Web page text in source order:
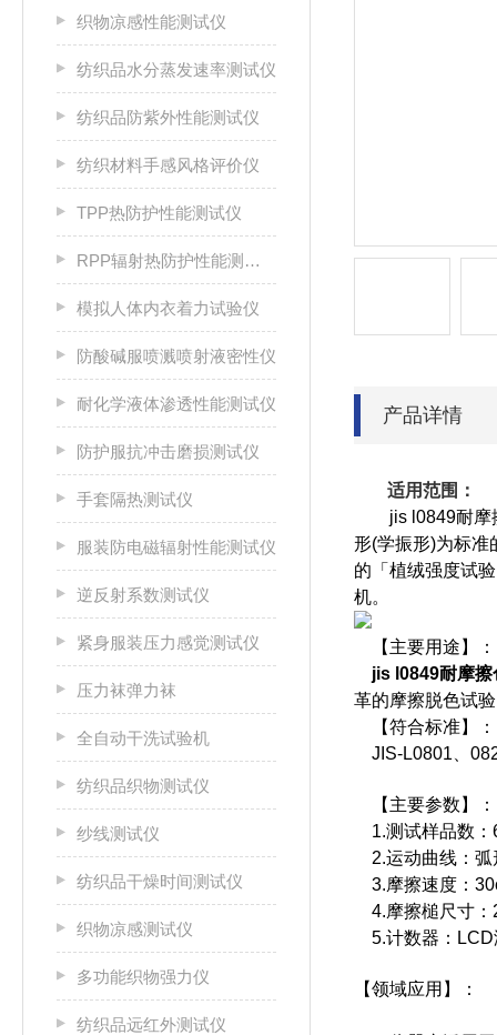
织物凉感性能测试仪
纺织品水分蒸发速率测试仪
纺织品防紫外性能测试仪
纺织材料手感风格评价仪
TPP热防护性能测试仪
RPP辐射热防护性能测试仪
模拟人体内衣着力试验仪
防酸碱服喷溅喷射液密性仪
耐化学液体渗透性能测试仪
防护服抗冲击磨损测试仪
手套隔热测试仪
服装防电磁辐射性能测试仪
逆反射系数测试仪
紧身服装压力感觉测试仪
压力袜弹力袜
全自动干洗试验机
纺织品织物测试仪
纱线测试仪
纺织品干燥时间测试仪
织物凉感测试仪
多功能织物强力仪
纺织品远红外测试仪
产品详情
适用范围：
jis l0849耐摩
形(学振形)为标准
的「植绒强度试
机。
【主要用途】：
jis l0849耐摩
革的摩擦脱色试
【符合标准】：
JIS-L0801、
【主要参数】：
1.测试样品数：
2.运动曲线：弧
3.摩擦速度：
4.摩擦槌尺寸：
5.计数器：LCD
【领域应用】：